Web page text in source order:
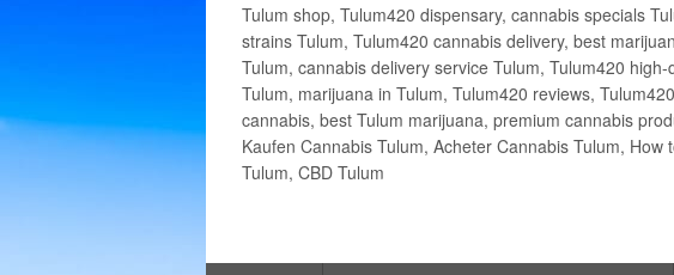
Tulum shop, Tulum420 dispensary, cannabis specials
strains Tulum, Tulum420 cannabis delivery, best
Tulum, cannabis delivery service Tulum, Tulum420
Tulum, marijuana in Tulum, Tulum420 reviews,
cannabis, best Tulum marijuana, premium cannabis
Kaufen Cannabis Tulum, Acheter Cannabis Tulum,
Tulum, CBD Tulum